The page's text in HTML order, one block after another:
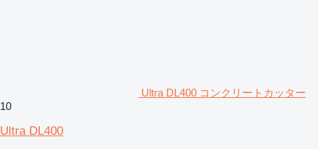
Ultra DL400 コンクリートカッター
10
Ultra DL400